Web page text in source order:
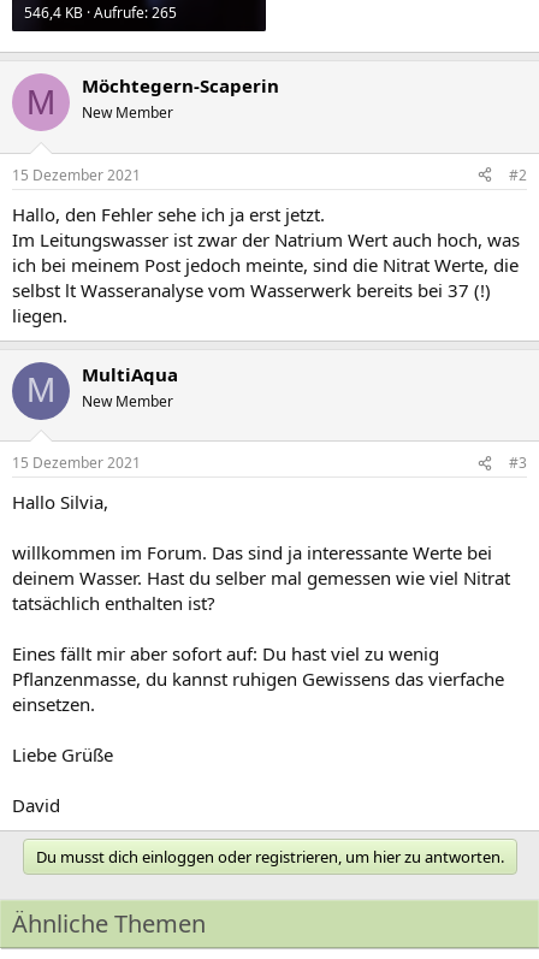
546,4 KB · Aufrufe: 265
M Möchtegern-Scaperin
New Member
15 Dezember 2021 #2
Hallo, den Fehler sehe ich ja erst jetzt.
Im Leitungswasser ist zwar der Natrium Wert auch hoch, was
ich bei meinem Post jedoch meinte, sind die Nitrat Werte, die
selbst lt Wasseranalyse vom Wasserwerk bereits bei 37 (!)
liegen.
M MultiAqua
New Member
15 Dezember 2021 #3
Hallo Silvia,
willkommen im Forum. Das sind ja interessante Werte bei
deinem Wasser. Hast du selber mal gemessen wie viel Nitrat
tatsächlich enthalten ist?
Eines fällt mir aber sofort auf: Du hast viel zu wenig
Pflanzenmasse, du kannst ruhigen Gewissens das vierfache
einsetzen.
Liebe Grüße
David
Du musst dich einloggen oder registrieren, um hier zu antworten.
Ähnliche Themen